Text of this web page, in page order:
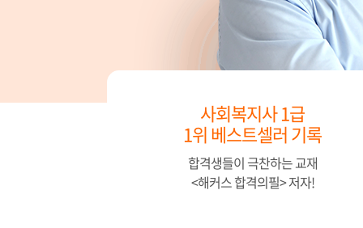
사회복지사 1급
1위 베스트셀러 기록
합격생들이 극찬하는 교재
<해커스 합격의필> 저자!